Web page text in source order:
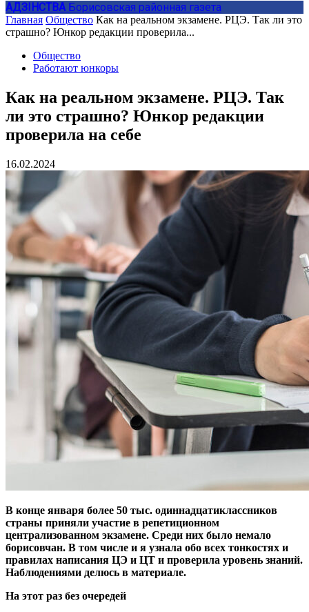
АДЗIНСТВА Борисовская районная газета
Главная Общество Как на реальном экзамене. РЦЭ. Так ли это
страшно? Юнкор редакции проверила...
Общество
Работают юнкоры
Как на реальном экзамене. РЦЭ. Так
ли это страшно? Юнкор редакции
проверила на себе
16.02.2024
В конце января более 50 тыс. одиннадцатиклассников
страны приняли участие в репетиционном
централизованном экзамене. Среди них было немало
борисовчан. В том числе и я узнала обо всех тонкостях и
правилах написания ЦЭ и ЦТ и проверила уровень знаний.
Наблюдениями делюсь в материале.
На этот раз без очередей